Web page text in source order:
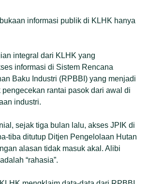
informasi publik di KLHK hanya
integral dari KLHK yang
informasi di Sistem Rencana
Baku Industri (RPBBI) yang menjadi
pengecekan rantai pasok dari awal di
industri.
sejak tiga bulan lalu, akses JPIK di
tiba ditutup Ditjen Pengelolaan Hutan
alasan tidak masuk akal. Alibi
“rahasia”.